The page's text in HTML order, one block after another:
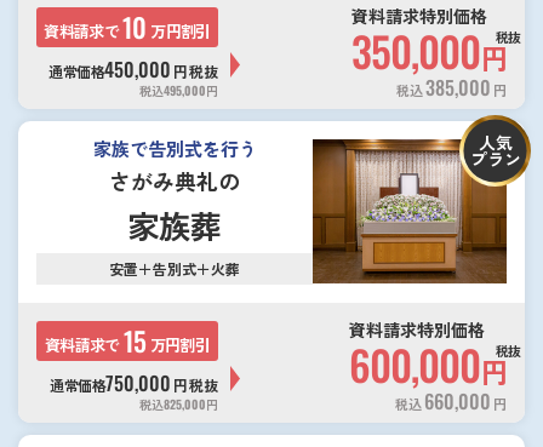
資料請求で10 万円割引
通常価格450,000 円税抜
税込495,000円
資料請求特別価格
350,000円
税抜
税込385,000 円
家族で告別式を行う
さがみ典礼の
家族葬
安置＋告別式＋火葬
人気
プラン
資料請求で15 万円割引
通常価格750,000 円税抜
税込825,000円
資料請求特別価格
600,000円
税抜
税込660,000 円